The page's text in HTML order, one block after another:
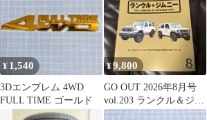
¥ 1,540
3Dエンブレム 4WD
FULL TIME ゴールド
¥9,800
GO OUT 2026年8月号
vol.203 ランクル＆ジム
ニー特集